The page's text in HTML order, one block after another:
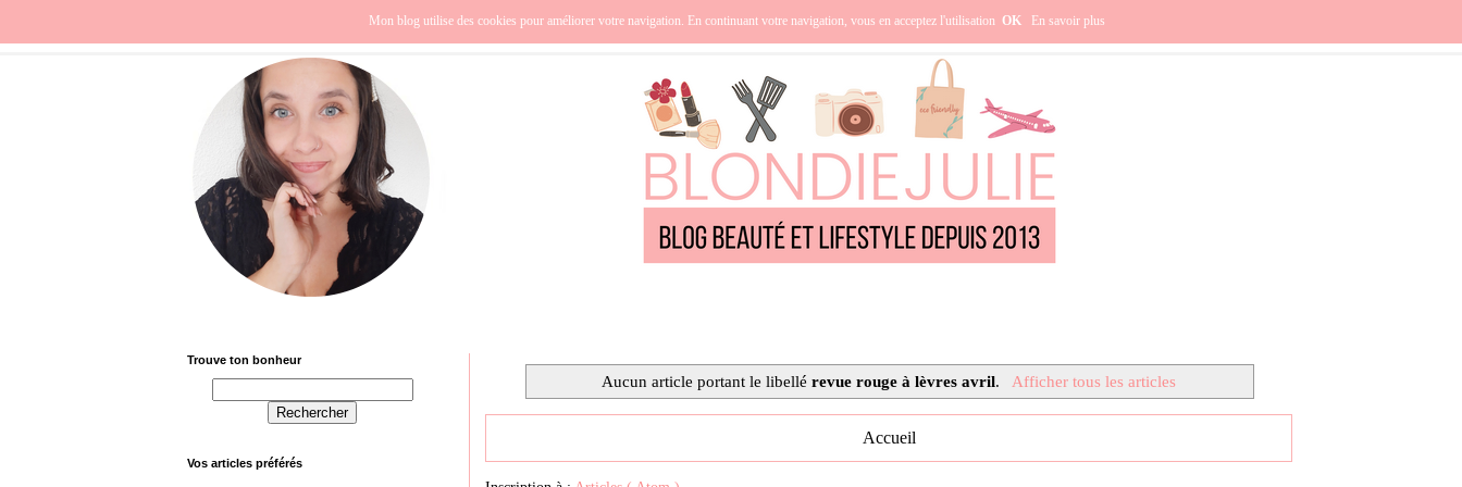
Europe France Océanie Lifestyle Cuisine Culture Qui suis-je ?
Aucun article portant le libellérevue rouge à lèvres avril. Afficher tous les articles
Accueil
Trouve ton bonheur
Vos articles préférés
Mon blog utilise des cookies pour améliorer votre navigation. En continuant votre navigation, vous en acceptez l'utilisation OK En savoir plus